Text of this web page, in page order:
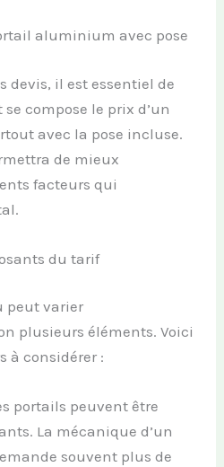
aluminium avec pose
devis, il est essentiel de
compose le prix d’un
avec la pose incluse.
de mieux
facteurs qui
du tarif
peut varier
plusieurs éléments. Voici
à considérer :
portails peuvent être
La mécanique d’un
souvent plus de